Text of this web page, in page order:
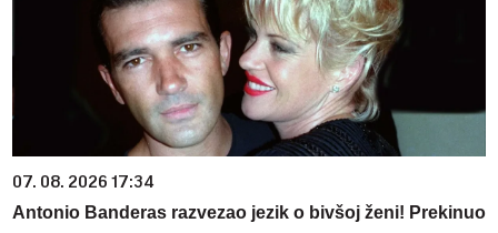
07. 08. 2026 17:34
Antonio Banderas razvezao jezik o bivšoj ženi! Prekinuo